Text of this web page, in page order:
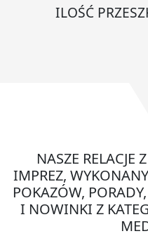
ILOŚĆ
NASZE RELACJE
IMPREZ,
POKAZÓW,
I NOWINKI Z